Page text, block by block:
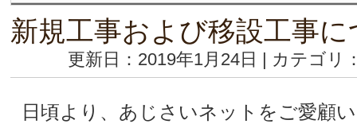
新規工事および移設工事
更新日：2019年1月24日 | カテゴリ
日頃より、あじさいネットをご愛顧